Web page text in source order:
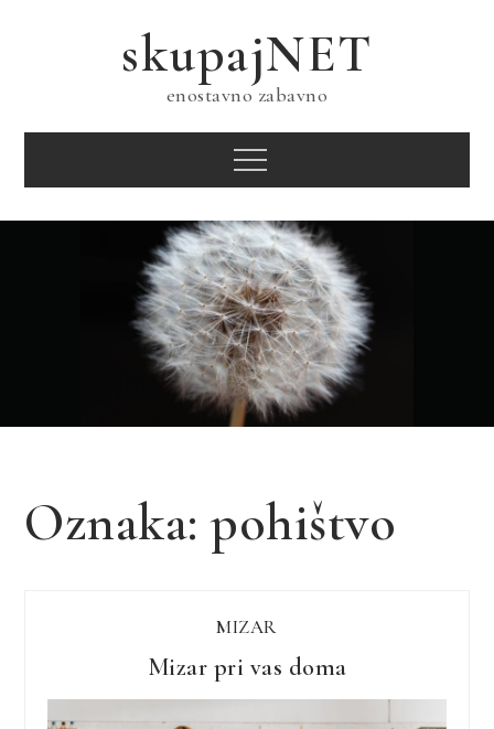
skupajNET
enostavno zabavno
Menu
Oznaka:pohištvo
MIZAR
Mizar pri vas doma